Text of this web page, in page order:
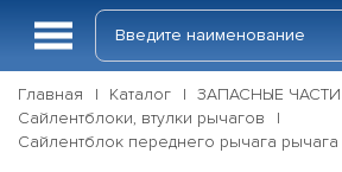
Главная Каталог ЗАПАСНЫЕ ЧАСТИ
Сайлентблоки, втулки рычагов
Сайлентблок переднего рычага рычага